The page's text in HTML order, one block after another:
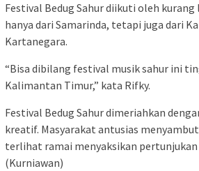
Festival Bedug Sahur diikuti oleh
hanya dari Samarinda, tetapi juga dari
Kartanegara.
“Bisa dibilang festival musik sahur ini
Kalimantan Timur,” kata Rifky.
Festival Bedug Sahur dimeriahkan
kreatif. Masyarakat antusias
terlihat ramai menyaksikan pertunjukan
(Kurniawan)